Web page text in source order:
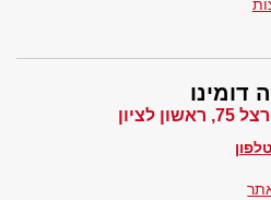
דומינו
ראשון לציון